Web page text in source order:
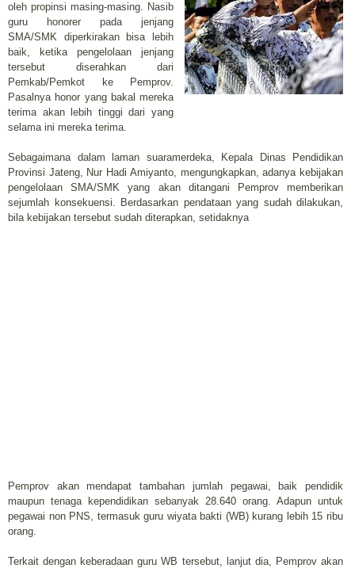
oleh propinsi masing-masing. Nasib
guru honorer pada jenjang
SMA/SMK diperkirakan bisa lebih
baik, ketika pengelolaan jenjang
tersebut diserahkan dari
Pemkab/Pemkot ke Pemprov.
Pasalnya honor yang bakal mereka
terima akan lebih tinggi dari yang
selama ini mereka terima.
Sebagaimana dalam laman suaramerdeka, Kepala Dinas Pendidikan
Provinsi Jateng, Nur Hadi Amiyanto, mengungkapkan, adanya kebijakan
pengelolaan SMA/SMK yang akan ditangani Pemprov memberikan
sejumlah konsekuensi. Berdasarkan pendataan yang sudah dilakukan,
bila kebijakan tersebut sudah diterapkan, setidaknya
Pemprov akan mendapat tambahan jumlah pegawai, baik pendidik
maupun tenaga kependidikan sebanyak 28.640 orang. Adapun untuk
pegawai non PNS, termasuk guru wiyata bakti (WB) kurang lebih 15 ribu
orang.
Terkait dengan keberadaan guru WB tersebut, lanjut dia, Pemprov akan